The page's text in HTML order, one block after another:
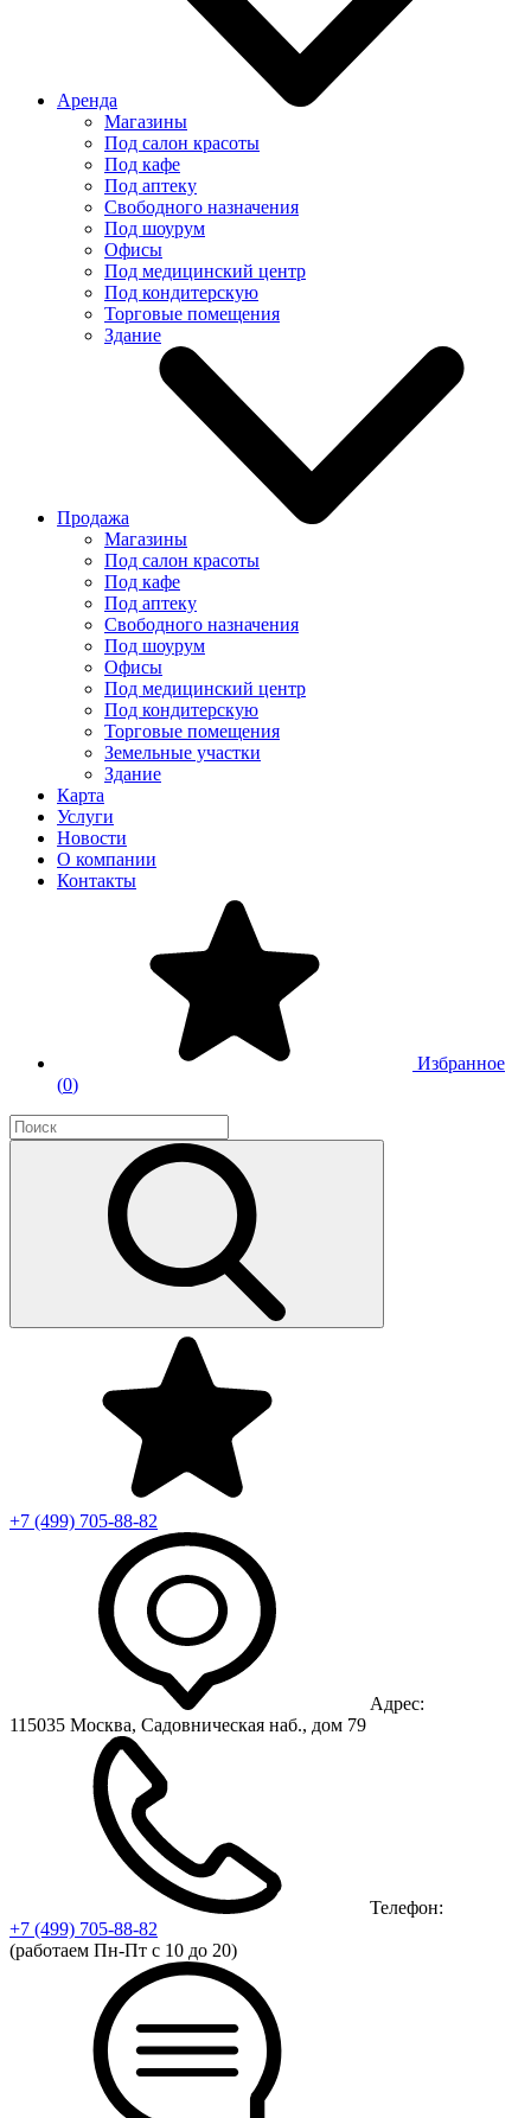
Аренда
Магазины
Под салон красоты
Под кафе
Под аптеку
Свободного назначения
Под шоурум
Офисы
Под медицинский центр
Под кондитерскую
Торговые помещения
Здание
Продажа
Магазины
Под салон красоты
Под кафе
Под аптеку
Свободного назначения
Под шоурум
Офисы
Под медицинский центр
Под кондитерскую
Торговые помещения
Земельные участки
Здание
Карта
Услуги
Новости
О компании
Контакты
Избранное
(0)
+7 (499) 705-88-82
Адрес:
115035 Москва, Садовническая наб., дом 79
Телефон:
+7 (499) 705-88-82
(работаем Пн-Пт с 10 до 20)